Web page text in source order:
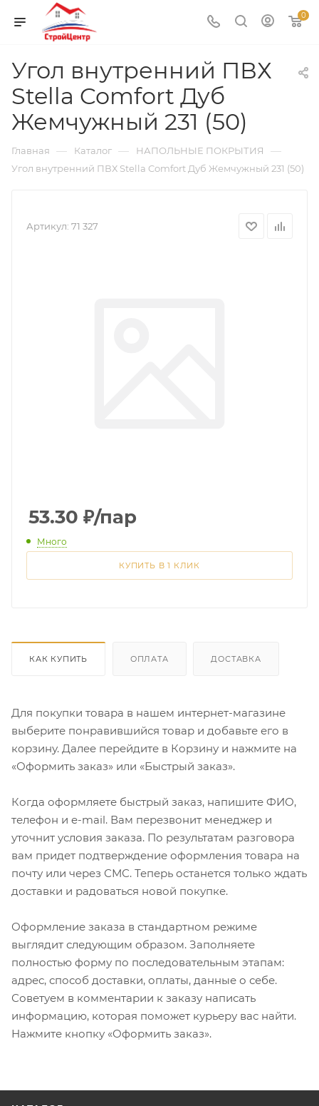
0
Угол внутренний ПВХ
Stella Comfort Дуб
Жемчужный 231 (50)
Главная — Каталог — НАПОЛЬНЫЕ ПОКРЫТИЯ —
Угол внутренний ПВХ Stella Comfort Дуб Жемчужный 231 (50)
Артикул: 71 327
53.30 ₽/пар
Много
КУПИТЬ В 1 КЛИК
КАК КУПИТЬ ОПЛАТА ДОСТАВКА
Для покупки товара в нашем интернет-магазине
выберите понравившийся товар и добавьте его в
корзину. Далее перейдите в Корзину и нажмите на
«Оформить заказ» или «Быстрый заказ».
Когда оформляете быстрый заказ, напишите ФИО,
телефон и e-mail. Вам перезвонит менеджер и
уточнит условия заказа. По результатам разговора
вам придет подтверждение оформления товара на
почту или через СМС. Теперь останется только ждать
доставки и радоваться новой покупке.
Оформление заказа в стандартном режиме
выглядит следующим образом. Заполняете
полностью форму по последовательным этапам:
адрес, способ доставки, оплаты, данные о себе.
Советуем в комментарии к заказу написать
информацию, которая поможет курьеру вас найти.
Нажмите кнопку «Оформить заказ».